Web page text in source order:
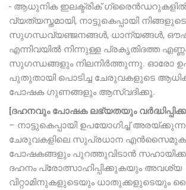
- ആധുനിക ഇലക്ട്രിക് ഗ്രൈൻഡറുകളിൽ
വ്യത്യസ്തമായി, നാട്ടുകെപ്പായി നിങ്ങളുടെ
സുഗന്ധവ്യഞ്ജനങ്ങൾ, ധാന്യങ്ങൾ,
എന്നിവയിൽ നിന്നുള്ള പ്രകൃതിദത്ത
സുഗന്ധങ്ങളും നിലനിർത്തുന്നു. ഓരോ
പുതുതായി പൊടിച്ച ചേരുവകളുടെ
പോഷക ഗുണങ്ങളും ആസ്വദിക്കൂ.
[ദഹനവും പോഷക ലഭ്യതയും
– നാട്ടുകെപ്പായി ഉപയോഗിച്ച്
ചേരുവകളിലെ സുപ്രധാന
പോഷകങ്ങളും പുറത്തുവിടാൻ
ദഹനം പ്രോത്സാഹിപ്പിക്കുകയും അവശ്യ
വിറ്റാമിനുകളുടെയും ധാതുക്കളുടെയും